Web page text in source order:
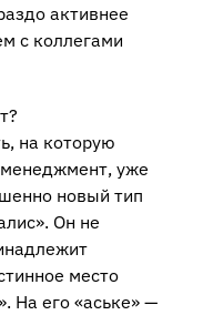
активнее
с коллегами
на которую
уже
новый тип
Он не
место
На его «аське» —